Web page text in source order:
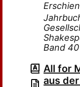
Band 40
All for
aus